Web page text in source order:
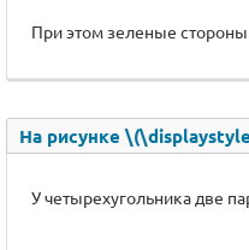
При этом зеленые
На рисунке
У четырехугольника две